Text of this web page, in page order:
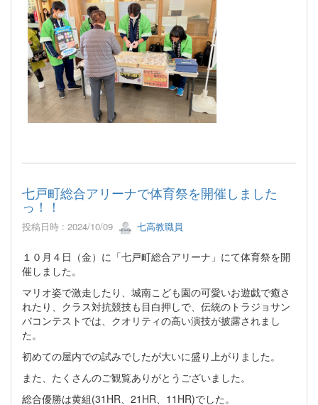
七戸町総合アリーナで体育祭を開催しました
っ！！
投稿日時 : 2024/10/09 七高教職員
１０月４日（金）に「七戸町総合アリーナ」にて体育祭を開
催しました。
マリオ姿で激走したり、城南こども園の可愛いお遊戯で癒さ
れたり、クラス対抗競技も目白押しで、伝統のトラジョサン
バコンテストでは、クオリティの高い演技が披露されまし
た。
初めての屋内での試みでしたが大いに盛り上がりました。
また、たくさんのご観覧ありがとうございました。
総合優勝は黄組(31HR、21HR、11HR)でした。